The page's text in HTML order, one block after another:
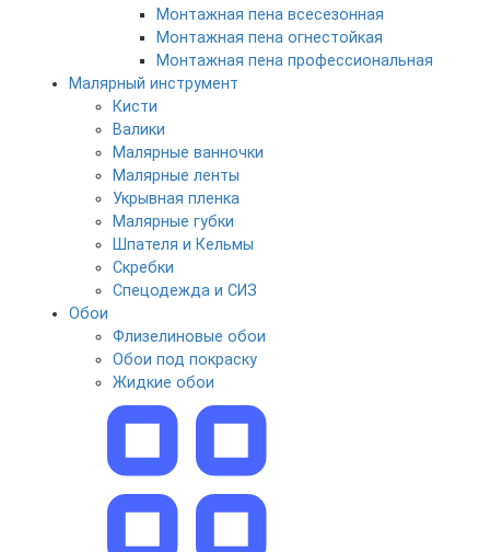
Монтажная пена всесезонная
Монтажная пена огнестойкая
Монтажная пена профессиональная
Малярный инструмент
Кисти
Валики
Малярные ванночки
Малярные ленты
Укрывная пленка
Малярные губки
Шпателя и Кельмы
Скребки
Спецодежда и СИЗ
Обои
Флизелиновые обои
Обои под покраску
Жидкие обои